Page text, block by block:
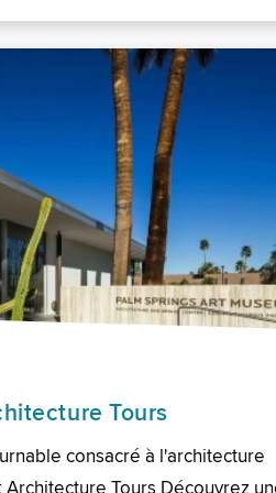
Tours
consacré à l'architecture
Tours Découvrez